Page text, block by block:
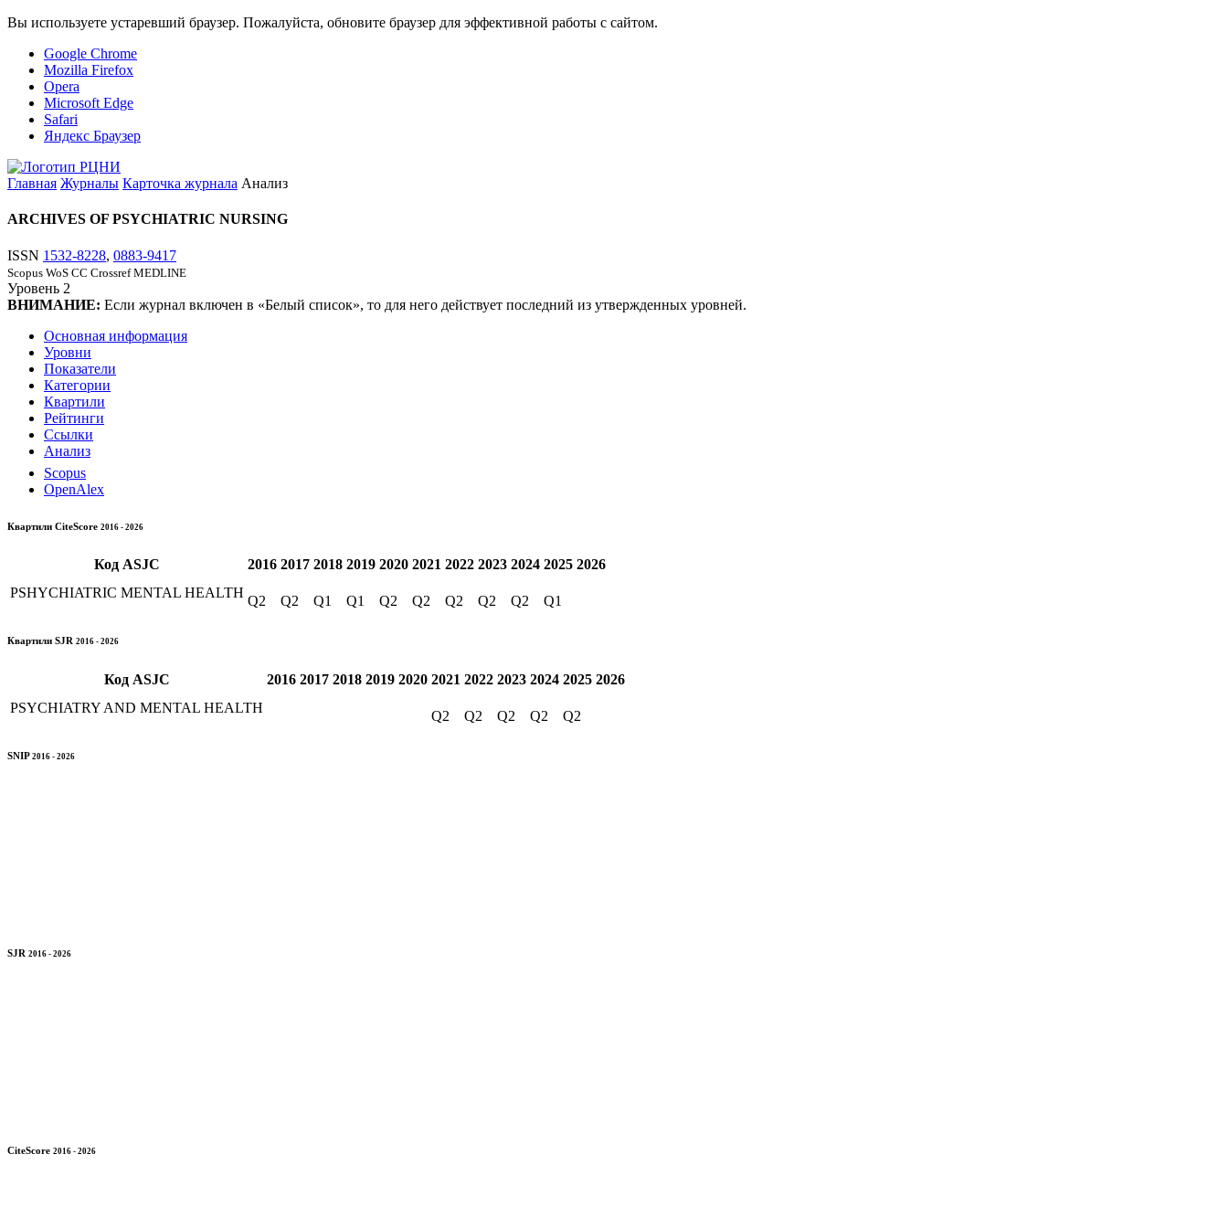
Вы используете устаревший браузер. Пожалуйста, обновите браузер для эффективной работы с сайтом.
Google Chrome
Mozilla Firefox
Opera
Microsoft Edge
Safari
Яндекс Браузер
Главная Журналы Карточка журнала Анализ
ARCHIVES OF PSYCHIATRIC NURSING
ISSN 1532-8228, 0883-9417
Scopus WoS CC Crossref MEDLINE
Уровень 2
ВНИМАНИЕ: Если журнал включен в «Белый список», то для него действует последний из утвержденных уровней.
Основная информация
Уровни
Показатели
Категории
Квартили
Рейтинги
Ссылки
Анализ
Scopus
OpenAlex
Квартили CiteScore 2016 - 2026
Код ASJC 2016 2017 2018 2019 2020 2021 2022 2023 2024 2025 2026
PSHYCHIATRIC MENTAL HEALTH
Q2 Q2 Q1 Q1 Q2 Q2 Q2 Q2 Q2 Q1
Квартили SJR 2016 - 2026
Код ASJC 2016 2017 2018 2019 2020 2021 2022 2023 2024 2025 2026
PSYCHIATRY AND MENTAL HEALTH
Q2 Q2 Q2 Q2 Q2
SNIP 2016 - 2026
SJR 2016 - 2026
CiteScore 2016 - 2026